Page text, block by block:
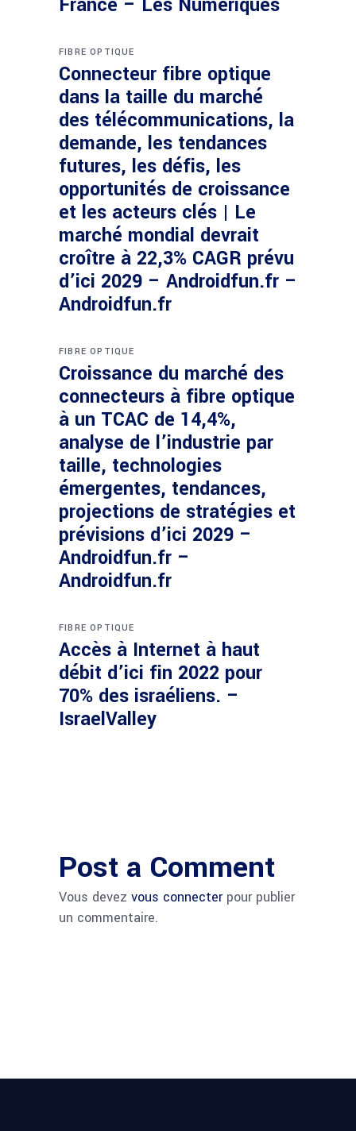
FIBRE OPTIQUE
Connecteur fibre optique
dans la taille du marché
des télécommunications, la
demande, les tendances
futures, les défis, les
opportunités de croissance
et les acteurs clés | Le
marché mondial devrait
croître à 22,3% CAGR prévu
d’ici 2029 – Androidfun.fr –
Androidfun.fr
FIBRE OPTIQUE
Croissance du marché des
connecteurs à fibre optique
à un TCAC de 14,4%,
analyse de l’industrie par
taille, technologies
émergentes, tendances,
projections de stratégies et
prévisions d’ici 2029 –
Androidfun.fr –
Androidfun.fr
FIBRE OPTIQUE
Accès à Internet à haut
débit d’ici fin 2022 pour
70% des israéliens. –
IsraelValley
Post a Comment
Vous devez vous connecterpour publier
un commentaire.